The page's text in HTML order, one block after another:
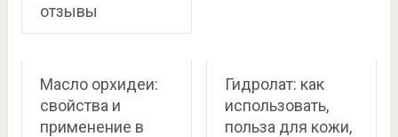
отзывы
Масло орхидеи:
свойства и
применение в
Гидролат: как
использовать,
польза для кожи,